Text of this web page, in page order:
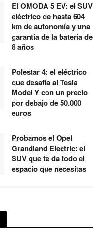
El OMODA 5 EV: el SUV
eléctrico de hasta 604
km de autonomía y una
garantía de la batería de
8 años
Polestar 4: el eléctrico
que desafía al Tesla
Model Y con un precio
por debajo de 50.000
euros
Probamos el Opel
Grandland Electric: el
SUV que te da todo el
espacio que necesitas